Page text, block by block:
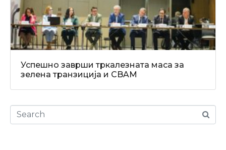
Успешно заврши тркалезната маса за
зелена транзиција и CBAM